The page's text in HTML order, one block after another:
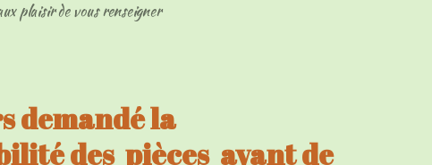
plaisir de vous renseigner
demandé la
des pièces avant de